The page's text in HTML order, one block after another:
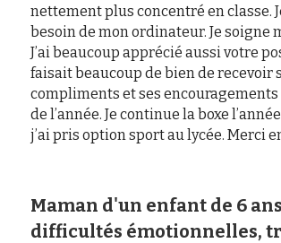
nettement plus concentré en classe.
besoin de mon ordinateur. Je soigne
J’ai beaucoup apprécié aussi votre
faisait beaucoup de bien de recevoir
compliments et ses
de l’année. Je continue la boxe
j’ai pris option sport au lycée. Merci
Maman d'un enfant de 6
difficultés émotionnelles,